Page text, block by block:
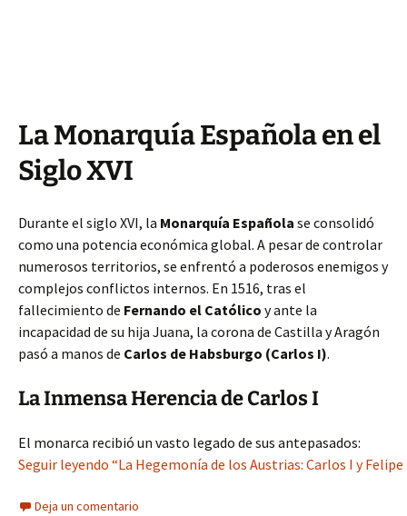
La Monarquía Española en el
Siglo XVI
Durante el siglo XVI, la Monarquía Española se consolidó
como una potencia económica global. A pesar de controlar
numerosos territorios, se enfrentó a poderosos enemigos y
complejos conflictos internos. En 1516, tras el
fallecimiento de Fernando el Católico y ante la
incapacidad de su hija Juana, la corona de Castilla y Aragón
pasó a manos de Carlos de Habsburgo (Carlos I).
La Inmensa Herencia de Carlos I
El monarca recibió un vasto legado de sus antepasados:
Seguir leyendo “La Hegemonía de los Austrias: Carlos I y Felipe
Deja un comentario